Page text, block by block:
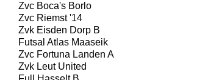
Zvc Boca's Borlo
Zvc Riemst '14
Zvk Eisden Dorp B
Futsal Atlas Maaseik
Zvc Fortuna Landen A
Zvk Leut United